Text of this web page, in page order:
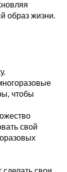
образ жизни.
чтобы
свой